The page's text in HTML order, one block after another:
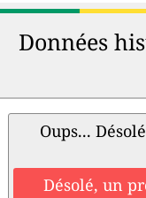
Données
Oups...
Désolé, un